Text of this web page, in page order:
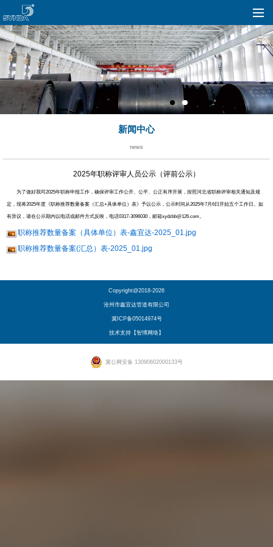
新闻中心
news
2025年职称评审人员公示（评前公示）
为了做好我司2025年职称申报工作，确保评审工作公开、公平、公正有序开展，按照河北省职称评审相关通知及规
定，现将2025年度《职称推荐数量备案（汇总+具体单位）表》予以公示，公示时间从2025年7月6日开始五个工作日。如
有异议，请在公示期内以电话或邮件方式反映，电话0317-3096030，邮箱xydzbb@126.com。
职称推荐数量备案（具体单位）表-鑫宜达-2025_01.jpg
职称推荐数量备案(汇总）表-2025_01.jpg
Copyright@2018-2026
沧州市鑫宜达管道有限公司
冀ICP备05014974号
技术支持【智博网络】
冀公网安备 13090602000133号